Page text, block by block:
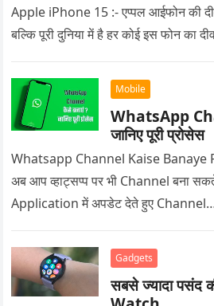
Apple iPhone 15 :- एप्पल आईफोन की
बल्कि पूरी दुनिया में है हर कोई इस फोन का
Mobile
WhatsApp
जानिए पूरी प्रोसेस
Whatsapp Channel Kaise Banaye
अब आप व्हाट्सप्प पर भी Channel बना
Application में अपडेट देते हुए
Gadgets
सबसे ज्यादा पसंद